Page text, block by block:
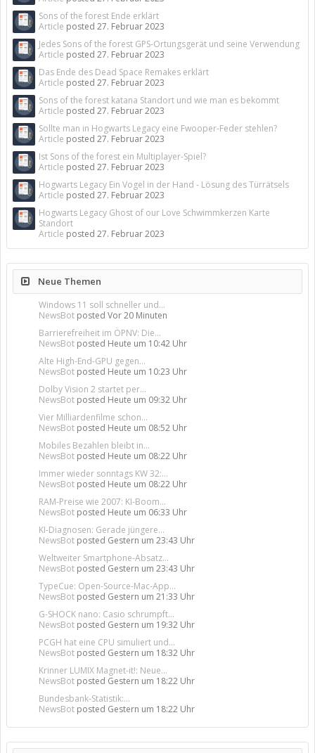
Sons of the forest Ende erklärt
Article posted 27. Februar 2023
Jedes Sons of the forest GPS-Ortungsgerät und seine Verwendung
Article posted 27. Februar 2023
Das Ende des Dead Space Remakes erklärt
Article posted 27. Februar 2023
Sons of the forest katana Standort und wie man es bekommt
Article posted 27. Februar 2023
Sollte man in Hogwarts Legacy eine Fwooper-Feder stehlen?
Article posted 27. Februar 2023
Ist Sons of the forest ein Multiplayer-Spiel?
Article posted 27. Februar 2023
Hogwarts Legacy Ein Vogel in der Hand - Lösung des Türrätsels
Article posted 27. Februar 2023
Hogwarts Legacy Ghost of our Love Schwimmkerzen Karte
Standort
Article posted 27. Februar 2023
Neue Themen
Windows 11 soll schneller und...
NewsBot posted Vor 20 Minuten
Barrierefreiheit im ÖPNV: Die...
NewsBot posted Heute um 10:42 Uhr
Alte High-End-GPU gegen...
NewsBot posted Heute um 10:23 Uhr
Dolby Vision 2 startet per...
NewsBot posted Heute um 09:32 Uhr
Vier Milliardenfilme schon...
NewsBot posted Heute um 08:52 Uhr
Mobiles Bezahlen bleibt in...
NewsBot posted Heute um 08:22 Uhr
Immer wieder sonntags KW 32:...
NewsBot posted Heute um 08:22 Uhr
RAM-Preise wie 2007: KI-Boom...
NewsBot posted Heute um 06:33 Uhr
KI-Diagnosen: Gerade jüngere...
NewsBot posted Gestern um 23:43 Uhr
Weltweiter Smartphone-Absatz...
NewsBot posted Gestern um 23:43 Uhr
TypeCue: Open-Source-Mac-App...
NewsBot posted Gestern um 21:33 Uhr
G-SHOCK nano: Casio schrumpft...
NewsBot posted Gestern um 19:32 Uhr
PCGH hat eine CPU simuliert und...
NewsBot posted Gestern um 18:32 Uhr
Krinner LUMIX Magnet-it!: Neue...
NewsBot posted Gestern um 18:22 Uhr
Bundesbank-Statistik:...
NewsBot posted Gestern um 18:22 Uhr